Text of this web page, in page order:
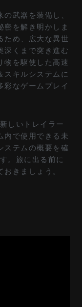
武器を装備し、
密を解き明かしま
ため、広大な異世
深くまで突き進む
物を駆使した高速
スキルシステムに
彩なゲームプレイ
しいトレイラー
内で使用できる未
ステムの概要を確
。旅に出る前に
きましょう。